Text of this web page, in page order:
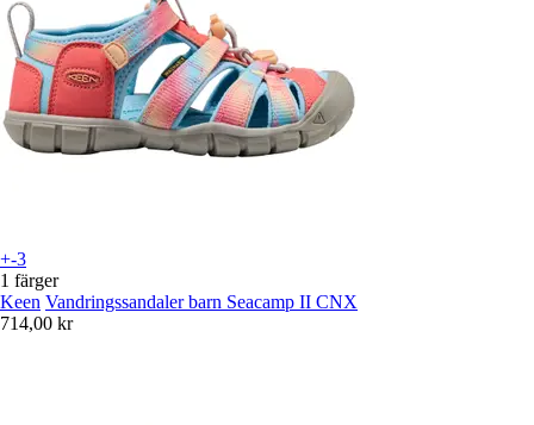
+-3
1 färger
Keen Vandringssandaler barn Seacamp II CNX
714,00 kr